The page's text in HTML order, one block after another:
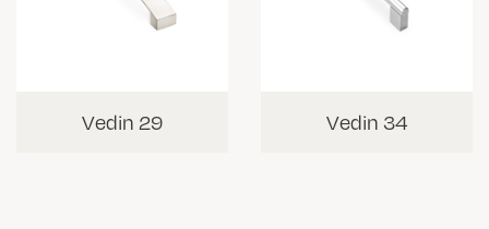
Vedin 29 Vedin 34